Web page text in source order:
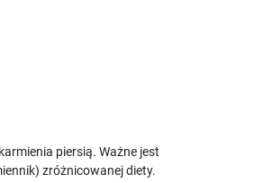
piersią. Ważne jest
zróżnicowanej diety.